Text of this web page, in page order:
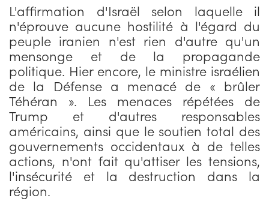
L'affirmation d'Israël selon laquelle il
n'éprouve aucune hostilité à l'égard du
peuple iranien n'est rien d'autre qu'un
mensonge et de la propagande
politique. Hier encore, le ministre israélien
de la Défense a menacé de « brûler
Téhéran ». Les menaces répétées de
Trump et d'autres responsables
américains, ainsi que le soutien total des
gouvernements occidentaux à de telles
actions, n'ont fait qu'attiser les tensions,
l'insécurité et la destruction dans la
région.